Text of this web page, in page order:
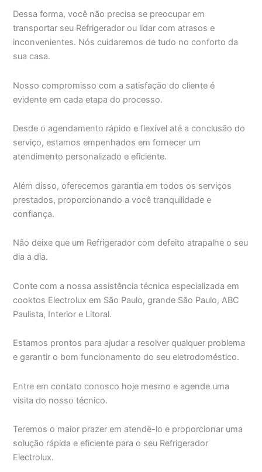
Dessa forma, você não precisa se preocupar em
transportar seu Refrigerador ou lidar com atrasos e
inconvenientes. Nós cuidaremos de tudo no conforto da
sua casa.
Nosso compromisso com a satisfação do cliente é
evidente em cada etapa do processo.
Desde o agendamento rápido e flexível até a conclusão do
serviço, estamos empenhados em fornecer um
atendimento personalizado e eficiente.
Além disso, oferecemos garantia em todos os serviços
prestados, proporcionando a você tranquilidade e
confiança.
Não deixe que um Refrigerador com defeito atrapalhe o seu
dia a dia.
Conte com a nossa assistência técnica especializada em
cooktos Electrolux em São Paulo, grande São Paulo, ABC
Paulista, Interior e Litoral.
Estamos prontos para ajudar a resolver qualquer problema
e garantir o bom funcionamento do seu eletrodoméstico.
Entre em contato conosco hoje mesmo e agende uma
visita do nosso técnico.
Teremos o maior prazer em atendê-lo e proporcionar uma
solução rápida e eficiente para o seu Refrigerador
Electrolux.